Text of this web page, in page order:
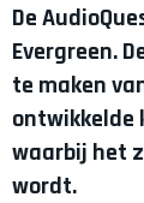
De
Evergreen.
te maken
ontwikkelde
waarbij het
wordt.